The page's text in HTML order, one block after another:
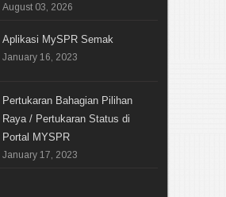
August 03, 2026
Aplikasi MySPR Semak
January 16, 2023
Pertukaran Bahagian Pilihan
Raya / Pertukaran Status di
Portal MYSPR
January 17, 2023